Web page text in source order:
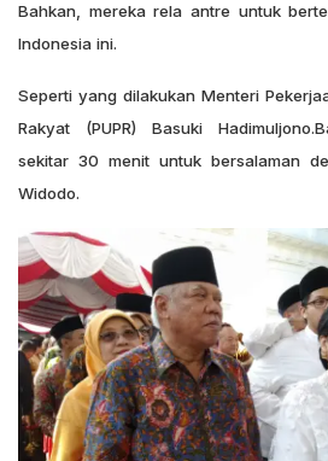
Bahkan, mereka rela antre untuk
Indonesia ini.
Seperti yang dilakukan Menteri
Rakyat (PUPR) Basuki
sekitar 30 menit untuk bersalaman
Widodo.